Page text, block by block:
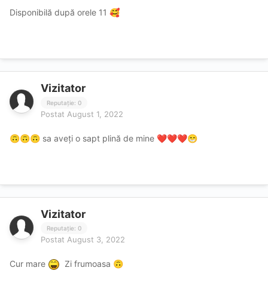
Disponibilă după orele 11 🥰
Vizitator
Reputație: 0
Postat August 1, 2022
🙃🙃🙃 sa aveți o sapt plină de mine ❤️❤️❤️😁
Vizitator
Reputație: 0
Postat August 3, 2022
Cur mare Zi frumoasa 🙃